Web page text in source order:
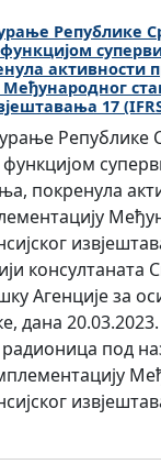
Републике
активности
17
Републике
функцијом
покренула
консултаната
Агенције за
дана
под